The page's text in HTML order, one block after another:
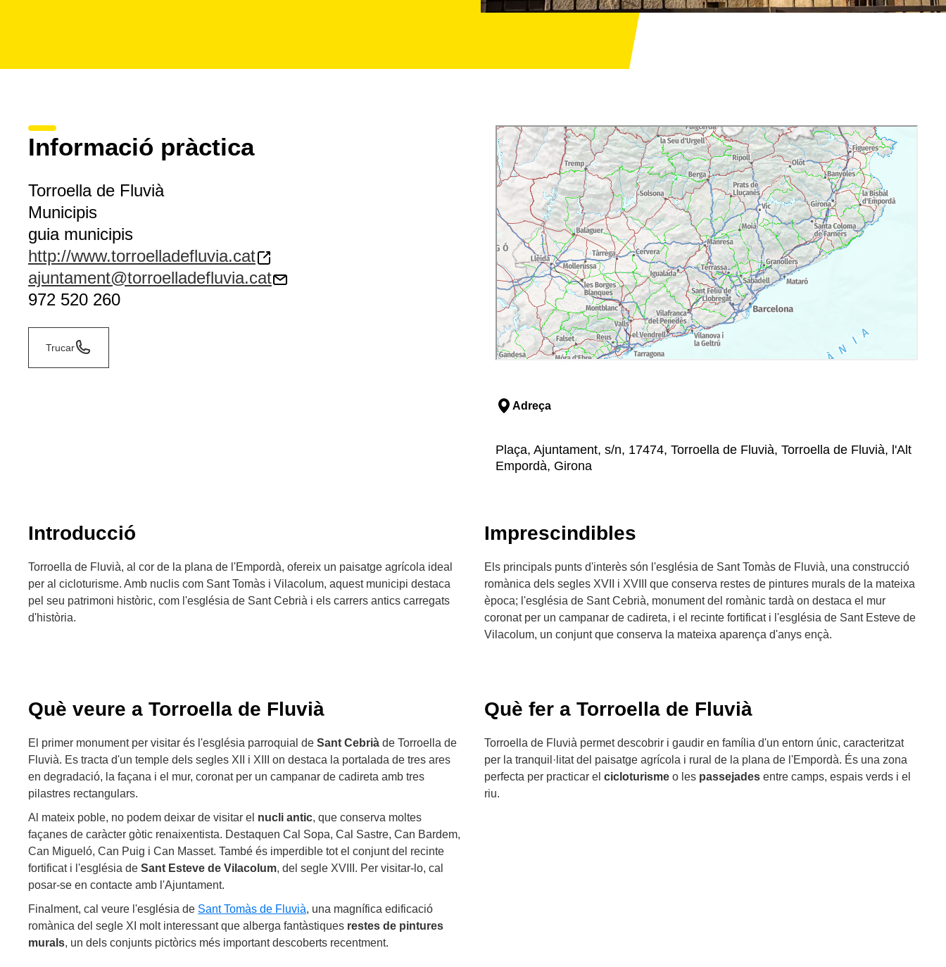
Informació pràctica
Torroella de Fluvià
Municipis
guia municipis
http://www.torroelladefluvia.cat
ajuntament@torroelladefluvia.cat
972 520 260
Trucar
Adreça
Plaça, Ajuntament, s/n, 17474, Torroella de Fluvià, Torroella de Fluvià, l'Alt
Empordà, Girona
Introducció
Torroella de Fluvià, al cor de la plana de l'Empordà, ofereix un paisatge agrícola ideal
per al cicloturisme. Amb nuclis com Sant Tomàs i Vilacolum, aquest municipi destaca
pel seu patrimoni històric, com l'església de Sant Cebrià i els carrers antics carregats
d'història.
Imprescindibles
Els principals punts d'interès són l'església de Sant Tomàs de Fluvià, una construcció
romànica dels segles XVII i XVIII que conserva restes de pintures murals de la mateixa
època; l'església de Sant Cebrià, monument del romànic tardà on destaca el mur
coronat per un campanar de cadireta, i el recinte fortificat i l'església de Sant Esteve de
Vilacolum, un conjunt que conserva la mateixa aparença d'anys ençà.
Què veure a Torroella de Fluvià
El primer monument per visitar és l'església parroquial de Sant Cebrià de Torroella de
Fluvià. Es tracta d'un temple dels segles XII i XIII on destaca la portalada de tres ares
en degradació, la façana i el mur, coronat per un campanar de cadireta amb tres
pilastres rectangulars.
Al mateix poble, no podem deixar de visitar el nucli antic, que conserva moltes
façanes de caràcter gòtic renaixentista. Destaquen Cal Sopa, Cal Sastre, Can Bardem,
Can Migueló, Can Puig i Can Masset. També és imperdible tot el conjunt del recinte
fortificat i l'església de Sant Esteve de Vilacolum, del segle XVIII. Per visitar-lo, cal
posar-se en contacte amb l'Ajuntament.
Finalment, cal veure l'església de Sant Tomàs de Fluvià, una magnífica edificació
romànica del segle XI molt interessant que alberga fantàstiques restes de pintures
murals, un dels conjunts pictòrics més important descoberts recentment.
Què fer a Torroella de Fluvià
Torroella de Fluvià permet descobrir i gaudir en família d'un entorn únic, caracteritzat
per la tranquil·litat del paisatge agrícola i rural de la plana de l'Empordà. És una zona
perfecta per practicar el cicloturisme o les passejades entre camps, espais verds i el
riu.